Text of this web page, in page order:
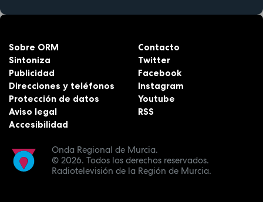
Onda Regional de Murcia.
© 2026. Todos los derechos reservados.
Radiotelevisión de la Región de Murcia.
Sobre ORM
Sintoniza
Publicidad
Direcciones y teléfonos
Protección de datos
Aviso legal
Accesibilidad
Contacto
Twitter
Facebook
Instagram
Youtube
RSS